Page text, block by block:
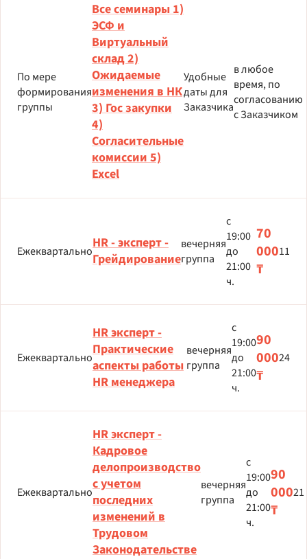
По мере
формирования
группы
Все семинары 1)
ЭСФ и
Виртуальный
склад 2)
Ожидаемые
изменения в НК
3) Гос закупки
4)
Согласительные
комиссии 5)
Excel
Удобные
даты для
Заказчика
в любое
время, по
согласованию
с Заказчиком
ЕжеквартальноHR - эксперт -
Грейдирование
вечерняя
группа
с
19:00
до
21:00
ч.
70
000
₸
11
Ежеквартально
HR эксперт -
Практические
аспекты работы
HR менеджера
вечерняя
группа
с
19:00
до
21:00
ч.
90
000
₸
24
Ежеквартально
НR эксперт -
Кадровое
делопроизводство
с учетом
последних
изменений в
Трудовом
Законодательстве
вечерняя
группа
с
19:00
до
21:00
ч.
90
000
₸
21